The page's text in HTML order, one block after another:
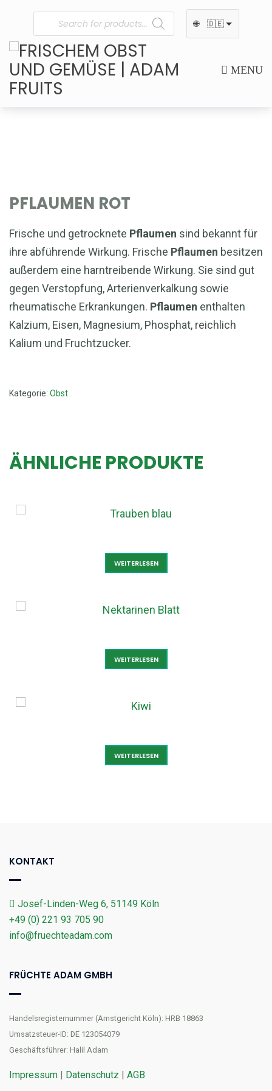
MENU
🌐 🇩🇪
PFLAUMEN ROT
Frische und getrocknete Pflaumen sind bekannt für
ihre abführende Wirkung. Frische Pflaumen besitzen
außerdem eine harntreibende Wirkung. Sie sind gut
gegen Verstopfung, Arterienverkalkung sowie
rheumatische Erkrankungen. Pflaumen enthalten
Kalzium, Eisen, Magnesium, Phosphat, reichlich
Kalium und Fruchtzucker.
Kategorie: Obst
ÄHNLICHE PRODUKTE
WEITERLESEN
WEITERLESEN
WEITERLESEN
KONTAKT
Josef-Linden-Weg 6, 51149 Köln
+49 (0) 221 93 705 90
info@fruechteadam.com
FRÜCHTE ADAM GMBH
Handelsregisternummer (Amstgericht Köln): HRB 18863
Umsatzsteuer-ID: DE 123054079
Geschäftsführer: Halil Adam
Impressum | Datenschutz | AGB